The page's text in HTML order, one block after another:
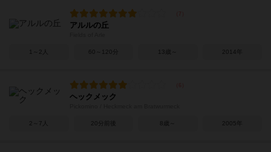
アルルの丘
1～2人 60～120分 13歳～ 2014年
ヘックメック
2～7人 20分前後 8歳～ 2005年